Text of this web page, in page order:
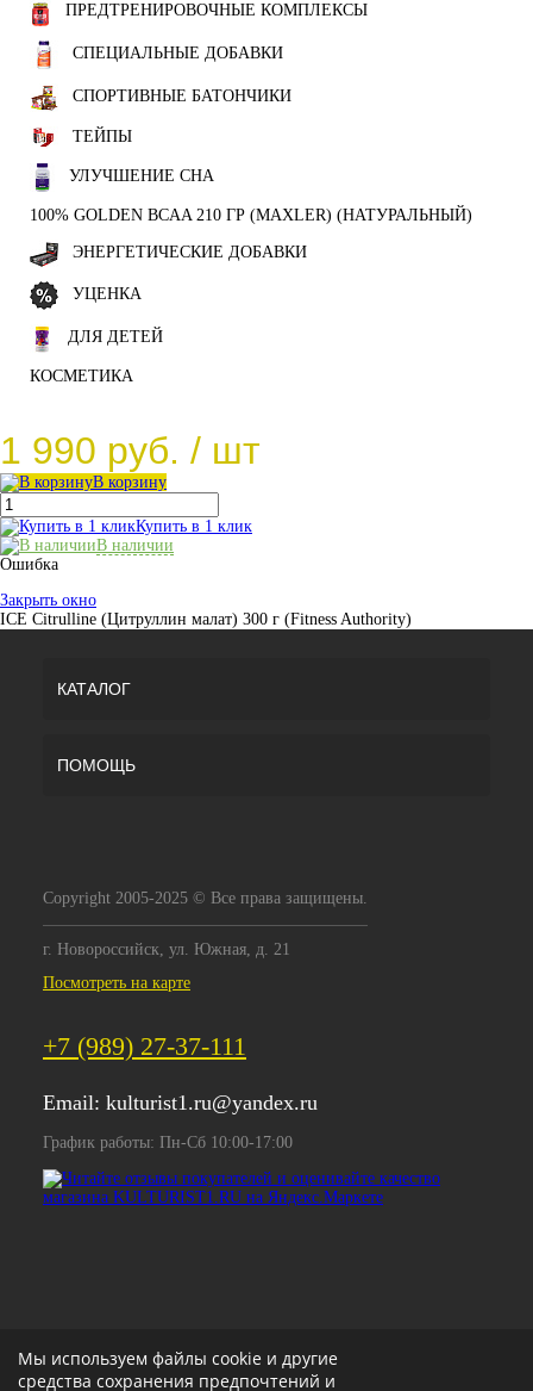
ПРЕДТРЕНИРОВОЧНЫЕ КОМПЛЕКСЫ
СПЕЦИАЛЬНЫЕ ДОБАВКИ
СПОРТИВНЫЕ БАТОНЧИКИ
ТЕЙПЫ
УЛУЧШЕНИЕ СНА
100% GOLDEN BCAA 210 ГР (MAXLER) (НАТУРАЛЬНЫЙ)
ЭНЕРГЕТИЧЕСКИЕ ДОБАВКИ
УЦЕНКА
ДЛЯ ДЕТЕЙ
КОСМЕТИКА
1 990 руб. / шт
В корзину
Купить в 1 клик
В наличии
Ошибка
Закрыть окно
ICE Citrulline (Цитруллин малат) 300 г (Fitness Authority)
КАТАЛОГ
ПОМОЩЬ
Copyright 2005-2025 © Все права защищены.
г. Новороссийск, ул. Южная, д. 21
Посмотреть на карте
+7 (989) 27-37-111
Email: kulturist1.ru@yandex.ru
График работы: Пн-Сб 10:00-17:00
Мы используем файлы cookie и другие
средства сохранения предпочтений и